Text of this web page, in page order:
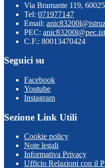
Via Bramante 119,
Tel: 071977147
Email:
PEC:
C.F.: 80013470424
Seguici su
Facebook
Youtube
Instagram
Sezione Link Utili
Cookie policy
Note legali
Informativa Privacy
Ufficio Relazioni con il